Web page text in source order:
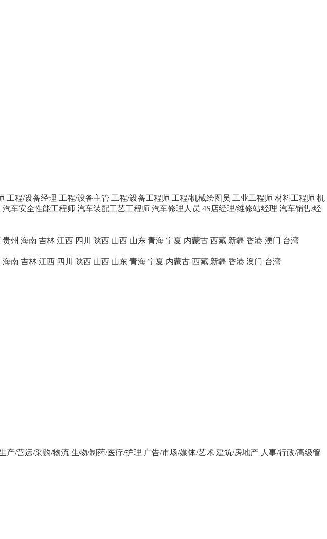
工程/设备经理 工程/设备主管 工程/设备工程师 工程/机械绘图员 工业工程师 材料工程师 机
汽车安全性能工程师 汽车装配工艺工程师 汽车修理人员 4S店经理/维修站经理 汽车销售/经
贵州 海南 吉林 江西 四川 陕西 山西 山东 青海 宁夏 内蒙古 西藏 新疆 香港 澳门 台湾
海南 吉林 江西 四川 陕西 山西 山东 青海 宁夏 内蒙古 西藏 新疆 香港 澳门 台湾
产/营运/采购/物流 生物/制药/医疗/护理 广告/市场/媒体/艺术 建筑/房地产 人事/行政/高级管